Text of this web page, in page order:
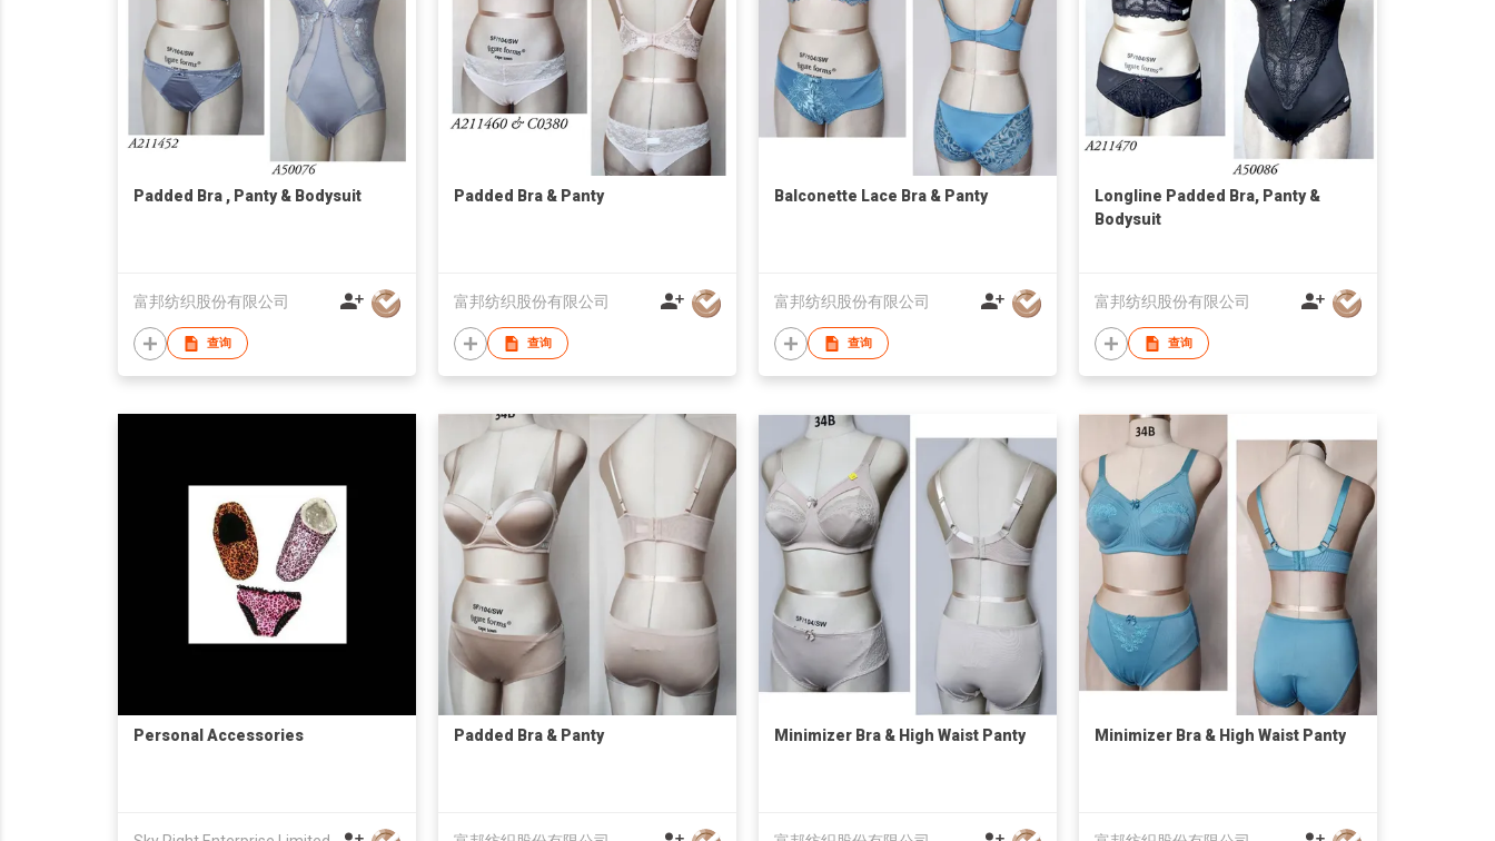
Padded Bra , Panty & Bodysuit
富邦纺织股份有限公司
查询
Padded Bra & Panty
富邦纺织股份有限公司
查询
Balconette Lace Bra & Panty
富邦纺织股份有限公司
查询
Longline Padded Bra, Panty &
Bodysuit
富邦纺织股份有限公司
查询
Personal Accessories Padded Bra & Panty Minimizer Bra & High Waist Panty Minimizer Bra & High Waist Panty